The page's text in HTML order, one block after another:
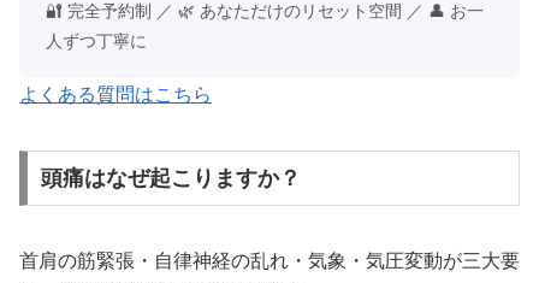
🔐 完全予約制 ／ 🌿 あなただけのリセット空間 ／ 👤 お一
人ずつ丁寧に
よくある質問はこちら
頭痛はなぜ起こりますか？
首肩の筋緊張・自律神経の乱れ・気象・気圧変動が三大要